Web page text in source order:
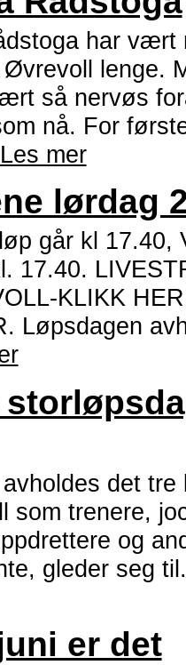
har vært
lenge.
så nervøs
nå. For
Les mer
lørdag
går kl 17.40,
17.40.
KLIKK
Løpsdagen
det tre
som trenere,
og
gleder seg
er det